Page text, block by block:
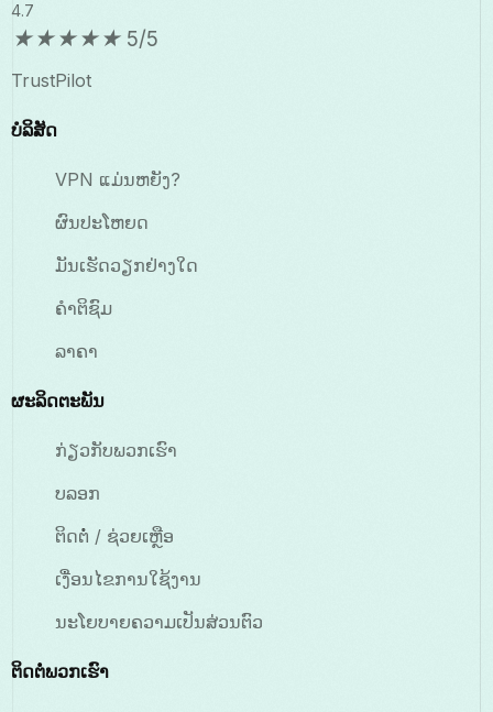
4.7
★★★★★ 5/5
TrustPilot
ບໍລິສັດ
VPN ແມ່ນຫຍັງ?
ຜົນປະໂຫຍດ
ມັນເຮັດວຽກຢ່າງໃດ
ຄຳຕິຊົມ
ລາຄາ
ຜະລິດຕະພັນ
ກ່ຽວກັບພວກເຮົາ
ບລອກ
ຕິດຕໍ່ / ຊ່ວຍເຫຼືອ
ເງື່ອນໄຂການໃຊ້ງານ
ນະໂຍບາຍຄວາມເປັນສ່ວນຕົວ
ຕິດຕໍ່ພວກເຮົາ